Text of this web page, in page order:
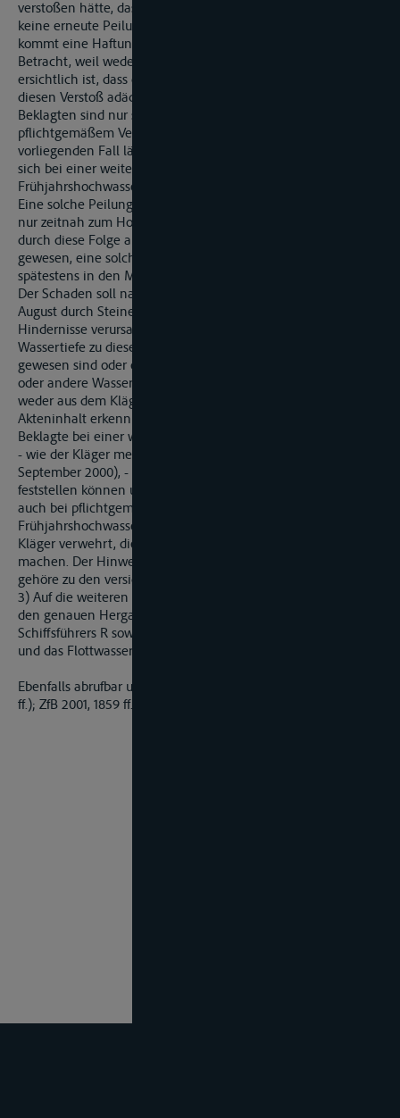
verstoßen hätte, dass sie nach dem Frühjahrshochwasser
keine erneute Peilung im Brückenbereich vorgenommen hat,
kommt eine Haftung der Beklagten deswegen nicht in
Betracht, weil weder vorgetragen noch anderweitig
ersichtlich ist, dass die geltend gemachten Schäden durch
diesen Verstoß adäquat verursacht worden sind. Der
Beklagten sind nur solche Schäden zuzurechnen, die bei
pflichtgemäßem Verhalten nicht eingetreten wären. Im
vorliegenden Fall lässt sich nicht feststellen, dass die Havarie
sich bei einer weiteren Kontrolle nach dem
Frühjahrshochwasser nicht ereignet hätte.
Eine solche Peilung zur Prüfung von Hochwasserfolgen gäbe
nur zeitnah zum Hochwasser einen Sinn: Es gilt, Schäden
durch diese Folge abzuwenden. Damit wäre es geboten
gewesen, eine solche Peilung nach Möglichkeit im Frühjahr,
spätestens in den Monaten Mai oder Juni.
Der Schaden soll nach dem Vorbringen des Klägers freilich im
August durch Steine und Geröll, also durch bewegliche
Hindernisse verursacht worden sein. Ob diese in behaupteter
Wassertiefe zu dieser Zeit (Mai/Juni) schon vorhanden
gewesen sind oder ob sie später durch Strömungseinflüsse
oder andere Wasserfahrzeuge an diese Stelle geraten sind, ist
weder aus dem Klägervortrag noch aus dem sonstigen
Akteninhalt erkennbar. Damit steht nicht fest, dass die
Beklagte bei einer weiteren Kontrolle deutlich vor August 1997
- wie der Kläger meint (Berufungserwiderung vom 7.
September 2000), - das schadensstiftende Hindernis hätte
feststellen können und die Havarie sich nicht möglicherweise
auch bei pflichtgemäßer Kontrolle nach dem
Frühjahrshochwasser ereignet hätte. Auch deshalb ist es dem
Kläger verwehrt, die Beklagte für Havarieschäden haftbar zu
machen. Der Hinweis der Beklagten trifft zu, der Schaden
gehöre zu den versicherbaren Gefahren der Schifffahrt.
3) Auf die weiteren Auseinandersetzungen der Parteien über
den genauen Hergang der Havarie, ein Mitverschulden des
Schiffsführers R sowie die zulässige Abladetiefe, den Absunk
und das Flottwasser kommt es daher nicht an...."
Ebenfalls abrufbar unter ZfB 2002 - Nr.4 (Sammlung Seite 1859
ff.); ZfB 2001, 1859 ff.